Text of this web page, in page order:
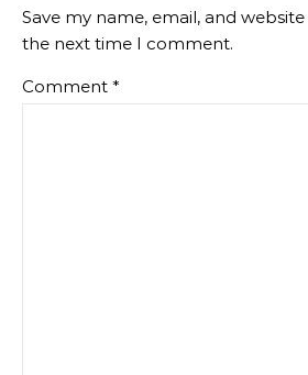
Save my name, email, and
the next time I comment.
Comment *